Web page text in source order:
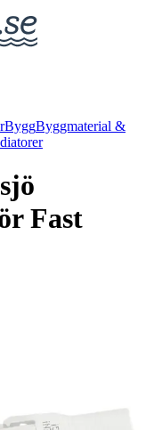
ByggByggmaterial &
Fast